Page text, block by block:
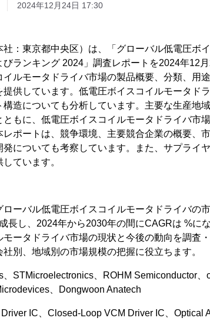
2024年12月24日 17:30
：東京都中央区）は、「グローバル低電圧ボ
びランキング 2024」調査レポートを2024年12
ルモータドライバ市場の製品概要、分類、用
供しています。低電圧ボイスコイルモータド
造についても分析しています。主要な生産地
もに、低電圧ボイスコイルモータドライバ市
ポートは、競争環境、主要競合企業の概要、
についても考察しています。また、サプライ
ています。
ーバル低電圧ボイスコイルモータドライバの
長し、2024年から2030年の間にCAGRは %に
ータドライバ市場の現状と今後の動向を調査
別、地域別の市場規模の把握に役立ちます。
、STMicroelectronics、ROHM Semiconductor
、Dongwoon Anatech
IC、Closed-Loop VCM Driver IC、Optical